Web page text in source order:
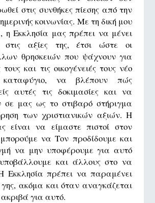
στις συνθήκες πίεσης από την
κοινωνίας. Με τη δική μου
η Εκκλησία μας πρέπει να μένει
στις αξίες της, έτσι ώστε οι
θρησκειών που ψάχνουν για
και τις οικογένειές τους νέο
καταφύγιο, να βλέπουν πώς
αυτές τις δοκιμασίες και να
σε μας ως το στιβαρό στήριγμα
των χριστιανικών αξιών. Η
είναι να είμαστε πιστοί στον
να Τον προδίδουμε και
να μην υποφέρουμε για αυτό
και άλλους στο να
Εκκλησία πρέπει να παραμένει
ακόμα και όταν αναγκάζεται
για αυτό.